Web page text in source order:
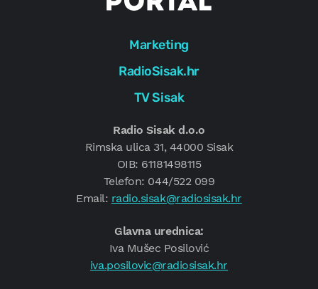
Marketing
RadioSisak.hr
TV Sisak
Radio Sisak d.o.o
Rimska ulica 31, 44000 Sisak
OIB: 61181498115
Telefon: 044/522 099
Email: radio.sisak@radiosisak.hr
Glavna urednica:
Iva Mušec Posilović
iva.posilovic@radiosisak.hr